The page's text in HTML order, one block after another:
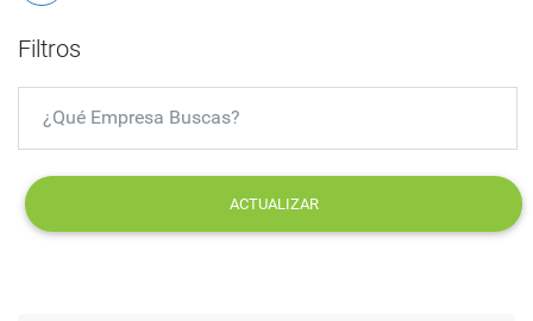
Filtros
ACTUALIZAR